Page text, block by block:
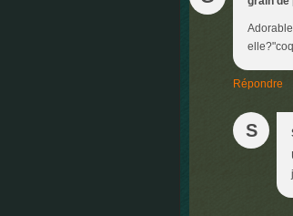
Répondre
S